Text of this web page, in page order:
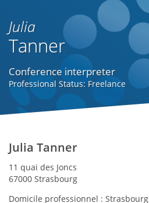
Julia
Tanner
Conference interpreter
Professional Status: Freelance
Julia Tanner
11 quai des Joncs
67000 Strasbourg
Domicile professionnel : Strasbourg